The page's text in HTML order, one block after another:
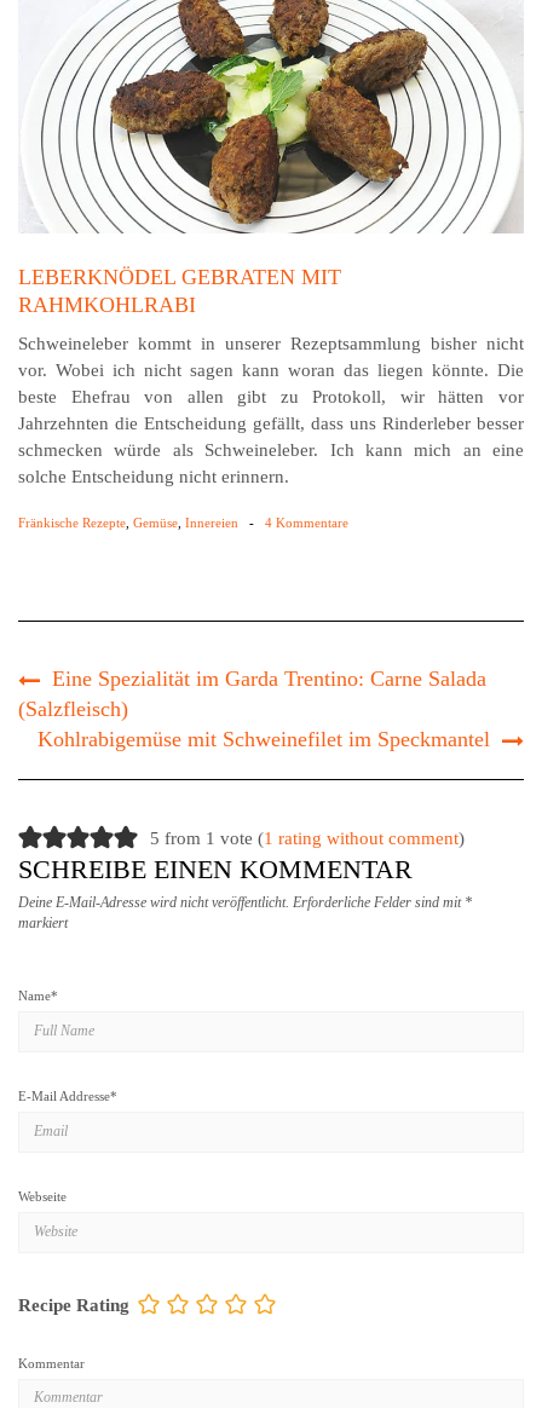
LEBERKNÖDEL GEBRATEN MIT
RAHMKOHLRABI
Schweineleber kommt in unserer Rezeptsammlung bisher nicht
vor. Wobei ich nicht sagen kann woran das liegen könnte. Die
beste Ehefrau von allen gibt zu Protokoll, wir hätten vor
Jahrzehnten die Entscheidung gefällt, dass uns Rinderleber besser
schmecken würde als Schweineleber. Ich kann mich an eine
solche Entscheidung nicht erinnern.
Fränkische Rezepte Gemüse Innereien - 4 Kommentare
Eine Spezialität im Garda Trentino: Carne Salada
(Salzfleisch)
Kohlrabigemüse mit Schweinefilet im Speckmantel
5 from 1 vote (1 rating without comment)
SCHREIBE EINEN KOMMENTAR
Deine E-Mail-Adresse wird nicht veröffentlicht. Erforderliche Felder sind mit *
markiert
Name*
E-Mail Addresse*
Webseite
Recipe Rating
Kommentar